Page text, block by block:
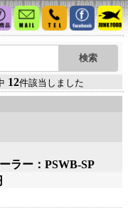
12件該当しました
ラー：PSWB-SP